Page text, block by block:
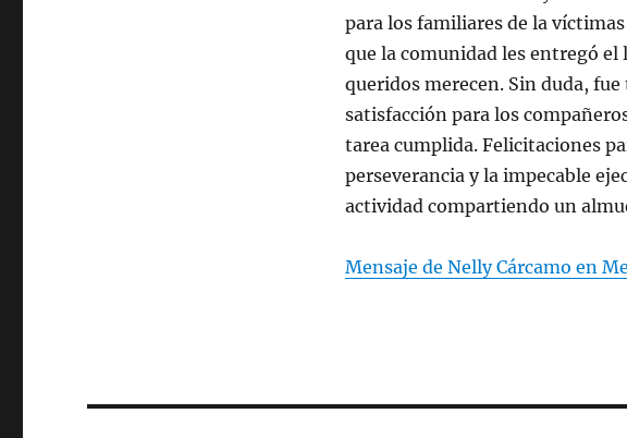
para los familiares de la
que la comunidad les entregó
queridos merecen. Sin duda,
satisfacción para los
tarea cumplida. Felicitaciones
perseverancia y la impecable
actividad compartiendo un
Mensaje de Nelly Cárcamo en